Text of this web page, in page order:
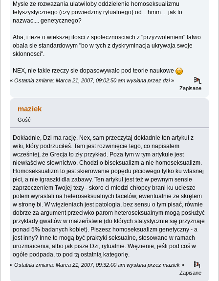
Mysle ze rozwazania ulatwiloby oddzielenie homoseksualizmu
fetyszystycznego (czy powiedzmy rytualnego) od... hmm.... jak to
nazwac.... genetycznego?
Aha, i teze o wiekszej ilosci z spolecznosciach z "przyzwoleniem" latwo
obala sie standardowym "bo w tych z dyskryminacja ukrywaja swoje
sklonnosci".
NEX, nie takie rzeczy sie dopasowywalo pod teorie naukowe
« Ostatnia zmiana: Marca 21, 2007, 09:02:50 am wysłana przez dzi»
Zapisane
maziek
Gość
Dokładnie, Dzi ma rację. Nex, sam przeczytaj dokładnie ten artykuł z
wiki, który podrzuciłeś. Tam jest rozwinięcie tego, co napisałem
wcześniej, że Grecja to zły przykład. Poza tym w tym artykule jest
niewłaściwe słownictwo. Chodzi o biseksualizm a nie homoseksualizm.
Homoseksualizm to jest skierowanie popędu płciowego tylko ku własnej
płci, a nie igraszki dla zabawy. Ten artykuł jest też w pewnym sensie
zaprzeczeniem Twojej tezy - skoro ci młodzi chłopcy brani ku uciesze
potem wyrastali na heteroseksualnych facetów, ewentualnie ze skrętem
w stronę bi. W więzieniach jest patologia, bez sensu o tym pisać, równie
dobrze za argument przeciwko parom heteroseksualnym mogą posłużyć
przykłady gwałtów w małżeństwie (do których statystycznie się przyznaje
ponad 5% badanych kobiet). Piszesz homoseksualizm genetyczny - a
jest inny? Inne to mogą być praktyki seksualne, stosowane w ramach
urozmaicenia, albo jak pisze Dzi, rytualnie. Więzienie, jeśli pod coś w
ogóle podpada, to pod tą ostatnią kategorię.
« Ostatnia zmiana: Marca 21, 2007, 09:32:00 am wysłana przez maziek »
Zapisane